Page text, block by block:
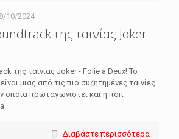
10/2024
της ταινίας Joker –
της ταινίας Joker - Folie à Deux! Το
μιας από τις πιο συζητημένες ταινίες
οποία πρωταγωνιστεί και η ποπ
Διαβάστε περισσότερα